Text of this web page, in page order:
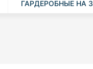
ГАРДЕРОБНЫЕ НА